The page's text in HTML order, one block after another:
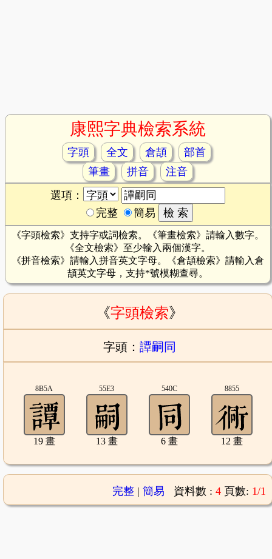
康熙字典檢索系統
字頭 全文 倉頡
部首
筆畫
拼音
注音
選項：
完整
簡易
《字頭檢索》支持字或詞檢索。《筆畫檢索》請輸入數字。
《全文檢索》至少輸入兩個漢字。
《拼音檢索》請輸入拼音英文字母。《倉頡檢索》請輸入倉
頡英文字母，支持*號模糊查尋。
《字頭檢索》
字頭： 譚嗣同
8B5A
19 畫
55E3
13 畫
540C
6 畫
8855
12 畫
完整| 簡易 資料數 : 4 頁數: 1/1